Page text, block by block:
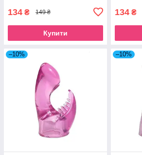
134 ₴ 149 ₴
Купити
134 ₴
–10% –10%